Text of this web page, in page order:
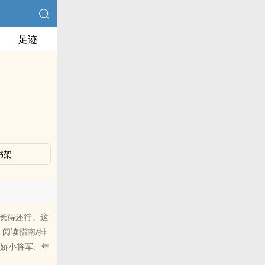
足迹
架
得还行。这
读指南/排
小将军、年
人】3、有